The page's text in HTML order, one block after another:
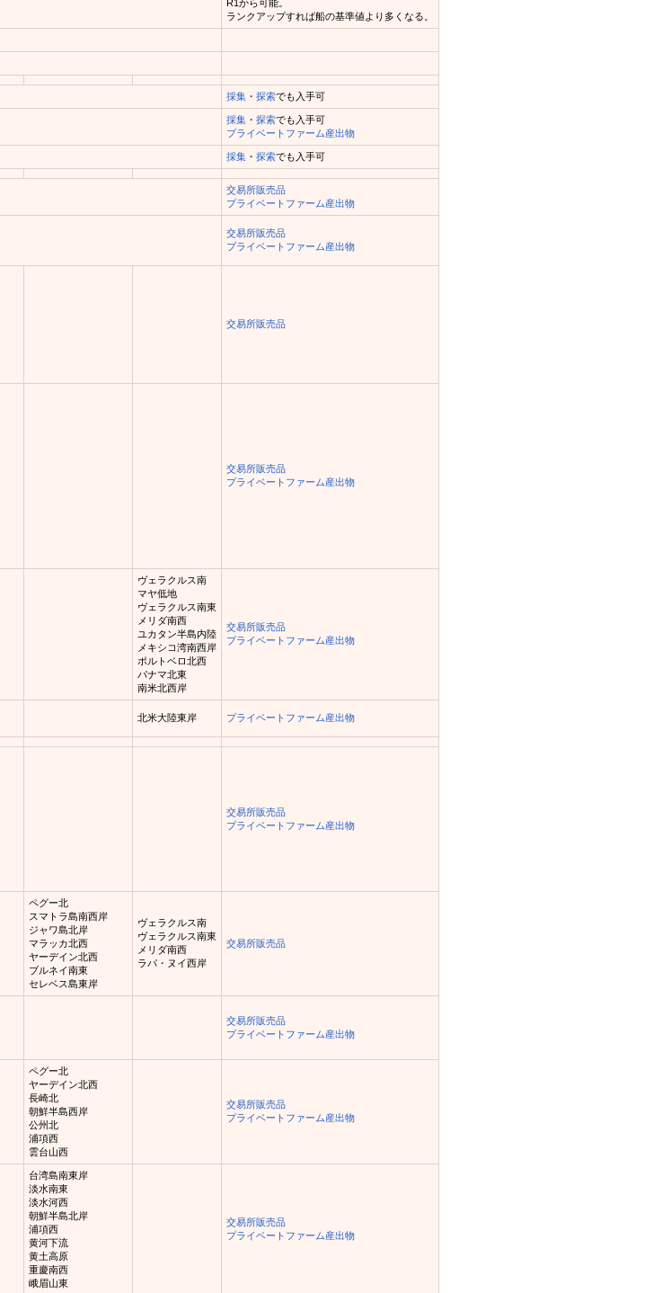
R1から可能。
ランクアップすれば船の基準値より多くなる。
採集 ・探索でも入手可
採集 ・探索でも入手可
プライベートファーム産出物
採集 ・探索でも入手可
交易所販売品
プライベートファーム産出物
交易所販売品
プライベートファーム産出物
交易所販売品
交易所販売品
プライベートファーム産出物
ヴェラクルス南
マヤ低地
ヴェラクルス南東
メリダ南西
ユカタン半島内陸
メキシコ湾南西岸
ポルトベロ北西
パナマ北東
南米北西岸
交易所販売品
プライベートファーム産出物
北米大陸東岸 プライベートファーム産出物
交易所販売品
プライベートファーム産出物
ペグー北
スマトラ島南西岸
ジャワ島北岸
マラッカ北西
ヤーデイン北西
ブルネイ南東
セレベス島東岸
ヴェラクルス南
ヴェラクルス南東
メリダ南西
ラパ・ヌイ西岸
交易所販売品
交易所販売品
プライベートファーム産出物
ペグー北
ヤーデイン北西
長崎北
朝鮮半島西岸
公州北
浦項西
雲台山西
交易所販売品
プライベートファーム産出物
台湾島南東岸
淡水南東
淡水河西
朝鮮半島北岸
浦項西
黄河下流
黄土高原
重慶南西
峨眉山東
交易所販売品
プライベートファーム産出物